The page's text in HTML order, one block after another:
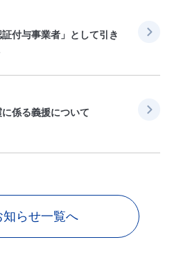
付与事業者」として引き
係る義援について
知らせ一覧へ